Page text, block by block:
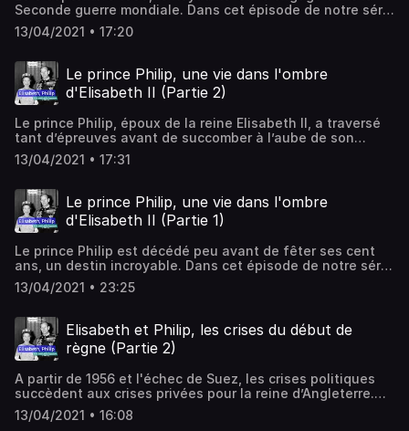
Seconde guerre mondiale. Dans cet épisode de notre série
spéciale 'Au cœur de l'Histoire' consacrée aux Windsor,
Jean des Cars vous raconte comment la princesse
au confinement et aux restrictions à Windsor.Hébergé par
Audiomeans. Visitez audiomeans.fr/politique-de-
confidentialite pour plus d'informations.
13/04/2021 • 17:20
Le prince Philip, une vie dans l'ombre
d'Elisabeth II (Partie 2)
Le prince Philip, époux de la reine Elisabeth II, a traversé
tant d’épreuves avant de succomber à l’aube de son
centième anniversaire. Dans cet épisode de notre série
spéciale 'Au cœur de l'Histoire' consacrée aux Windsor,
d’Edimbourg a basculé suite à l'accession au trône de sa
femme. Hébergé par Audiomeans. Visitez
audiomeans.fr/politique-de-confidentialite pour plus
13/04/2021 • 17:31
Le prince Philip, une vie dans l'ombre
d'Elisabeth II (Partie 1)
Le prince Philip est décédé peu avant de fêter ses cent
ans, un destin incroyable. Dans cet épisode de notre série
spéciale 'Au cœur de l'Histoire' consacrée aux Windsor,
Jean des Cars retrace la vie singulière de l'époux de la
audiomeans.fr/politique-de-confidentialite pour plus
d'informations.
13/04/2021 • 23:25
Elisabeth et Philip, les crises du début de
règne (Partie 2)
A partir de 1956 et l'échec de Suez, les crises politiques
succèdent aux crises privées pour la reine d’Angleterre.
Dans cet épisode de notre série spéciale 'Au cœur de
l'Histoire' consacrée aux Windsor, Jean des Cars vous
13/04/2021 • 16:08